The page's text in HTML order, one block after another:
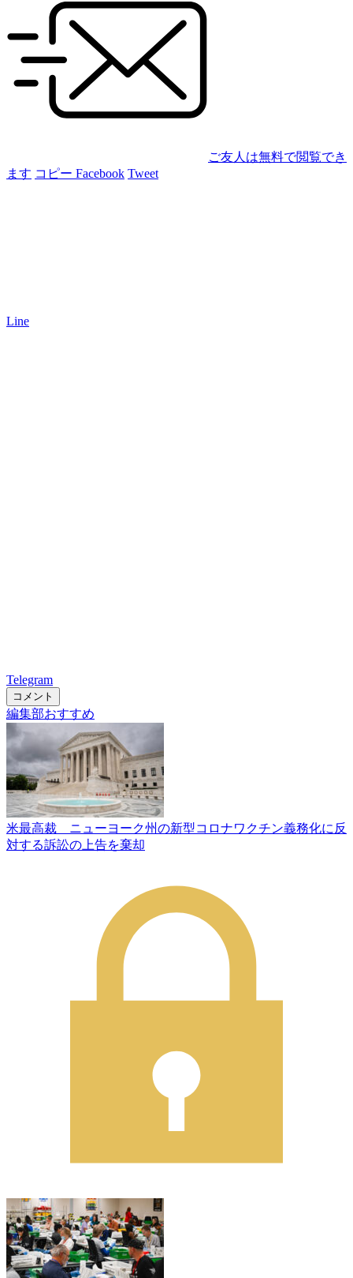
ご友人は無料で閲覧でき
ます コピー Facebook Tweet
Line
Telegram
コメント
編集部おすすめ
米最高裁 ニューヨーク州の新型コロナワクチン義務化に反
対する訴訟の上告を棄却